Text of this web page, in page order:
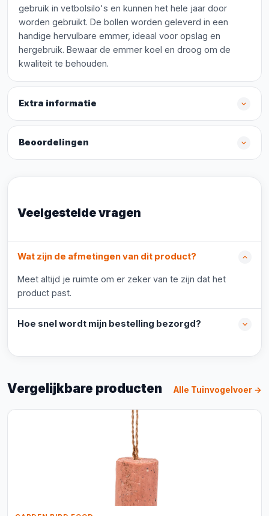
gebruik in vetbolsilo's en kunnen het hele jaar door
worden gebruikt. De bollen worden geleverd in een
handige hervulbare emmer, ideaal voor opslag en
hergebruik. Bewaar de emmer koel en droog om de
kwaliteit te behouden.
Extra informatie
Beoordelingen
Veelgestelde vragen
Wat zijn de afmetingen van dit product?
Meet altijd je ruimte om er zeker van te zijn dat het
product past.
Hoe snel wordt mijn bestelling bezorgd?
Vergelijkbare producten Alle Tuinvogelvoer →